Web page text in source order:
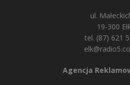
ul.
19-300
tel. (87) 621
Agencja